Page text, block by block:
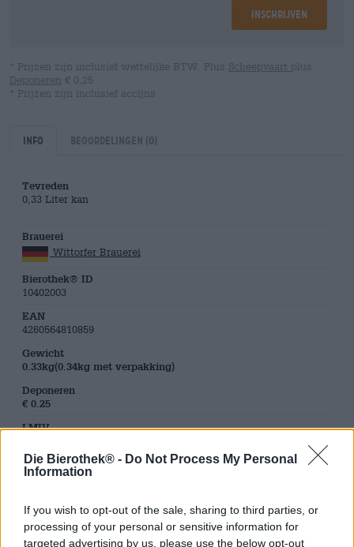
Die Bierothek® - Do Not Process My Personal
Information
If you wish to opt-out of the sale, sharing to third parties, or
processing of your personal or sensitive information for
targeted advertising by us, please use the below opt-out
Inschrijven
* Prijzen zijn inclusief wettelijke BTW. Plus Scheepvaart plus
Deponeren € 0,25
* Prijzen zijn inclusief accijns
Info Beoordelingen (0)
Tevreden
0,33 Liter kan
Brauerei
Wittorfer Brauerei
Bierothek® ID
10402003
EAN
4260564810859
Gewicht
0.33kg(0.34kg met verpakking)
Deponeren
€ 0.25
LMIV
(EU)
Wittorfer Brauerei GbR , Wrangelstraße 12, 24539
Bierregion
Deutschland
Bier stijl